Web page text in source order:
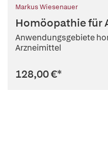
Markus Wiesenauer
Homöopathie für
Anwendungsgebiete
Arzneimittel
128,00 €*